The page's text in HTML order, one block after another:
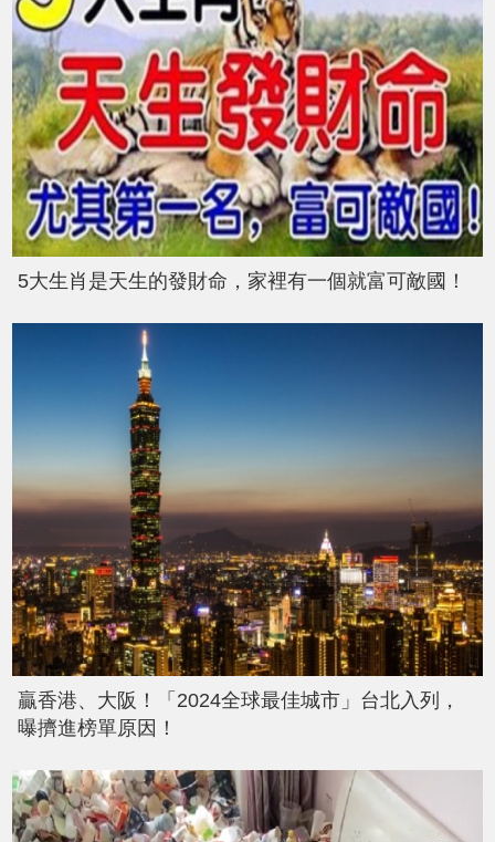
5大生肖是天生的發財命，家裡有一個就富可敵國！
贏香港、大阪！「2024全球最佳城市」台北入列，
曝擠進榜單原因！